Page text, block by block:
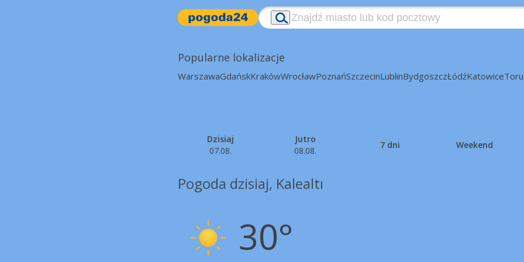
Popularne lokalizacje
WarszawaGdańskKrakówWrocławPoznańSzczecinLublinBydgoszczŁódźKatowice
Dzisiaj
07.08.
Jutro
08.08.
7 dni Weekend
Pogoda dzisiaj, Kalealtı
30°